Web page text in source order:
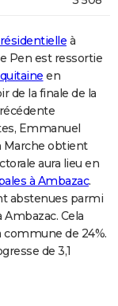
à
Pen est ressortie
en
de la finale de la
Emmanuel
Marche obtient
aura lieu en
à Ambazac.
abstenues parmi
Cela
de 24%.
de 3,1